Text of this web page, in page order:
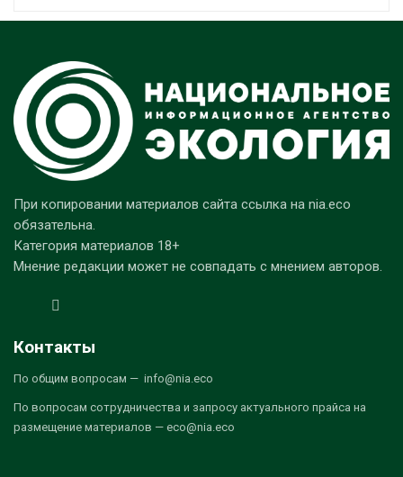
При копировании материалов сайта ссылка на nia.eco
обязательна.
Категория материалов 18+
Мнение редакции может не совпадать с мнением авторов.
Контакты
По общим вопросам — info@nia.eco
По вопросам сотрудничества и запросу актуального прайса на
размещение материалов — eco@nia.eco